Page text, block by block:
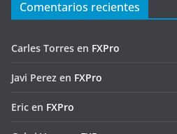
Comentarios recientes
Carles Torres en FXPro
Javi Perez en FXPro
Eric en FXPro